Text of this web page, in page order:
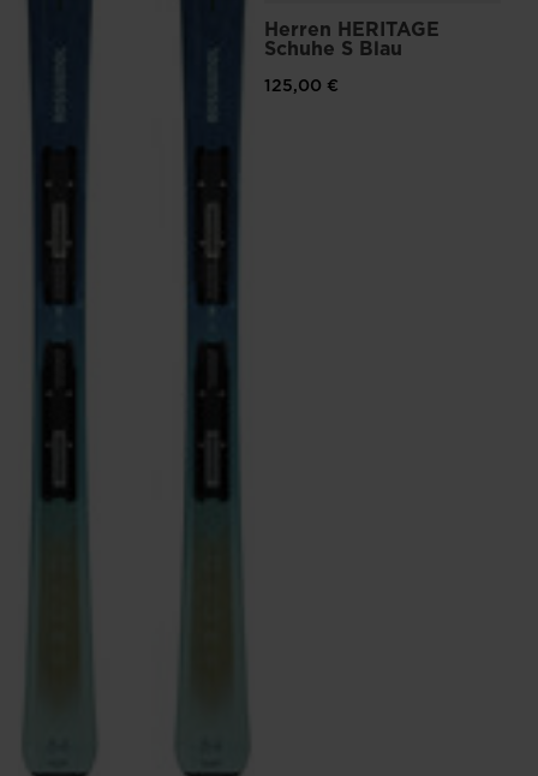
Herren HERITAGE
Schuhe S Blau
125,00 €